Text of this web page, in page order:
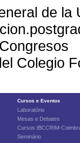
de la
Colegio
Cursos e Eventos
Laboratório
Mesas e Debates
Cursos IBCCRIM-
Seminário